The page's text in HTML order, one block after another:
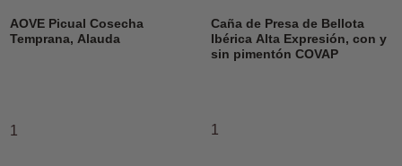
AOVE Picual Cosecha
Temprana, Alauda
1
Caña de Presa de Bellota
Ibérica Alta Expresión, con y
sin pimentón COVAP
1